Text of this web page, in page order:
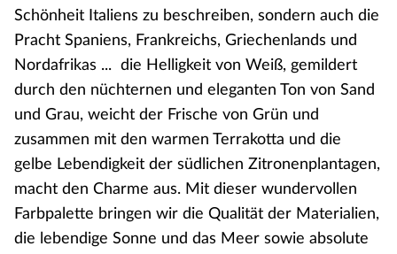
Schönheit Italiens zu beschreiben, sondern auch die
Pracht Spaniens, Frankreichs, Griechenlands und
Nordafrikas ... die Helligkeit von Weiß, gemildert
durch den nüchternen und eleganten Ton von Sand
und Grau, weicht der Frische von Grün und
zusammen mit den warmen Terrakotta und die
gelbe Lebendigkeit der südlichen Zitronenplantagen,
macht den Charme aus. Mit dieser wundervollen
Farbpalette bringen wir die Qualität der Materialien,
die lebendige Sonne und das Meer sowie absolute